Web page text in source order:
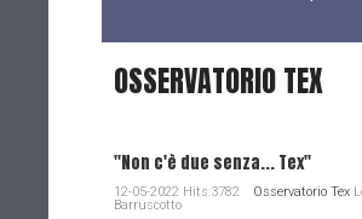
OSSERVATORIO TEX
"Non c'è due senza... Tex"
12-05-2022 Hits:3782 Osservatorio Tex
Barruscotto